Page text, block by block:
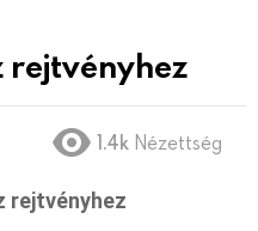
rejtvényhez
1.4k Nézettség
rejtvényhez